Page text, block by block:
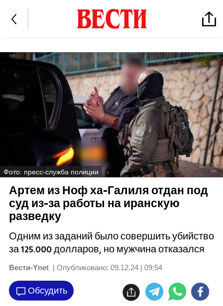
Фото: пресс-служба полиции
Артем из Ноф ха-Галиля отдан под
суд из-за работы на иранскую
разведку
Одним из заданий было совершить убийство
за 125.000 долларов, но мужчина отказался
Вести-Ynet | Опубликовано: 09.12.24 | 09:54
Обсудить